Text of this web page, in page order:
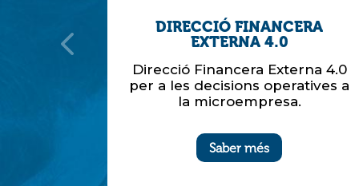
CONSULTORIA FINANCERA
ESTRATÈGICA
Consultoria Financera, Estratègica i
Empresarial per a les decisions
directives a la petita i mitjana
Saber més